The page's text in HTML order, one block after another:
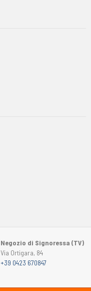
Negozio di Signoressa (TV)
Via Ortigara, 84
+39 0423 670847